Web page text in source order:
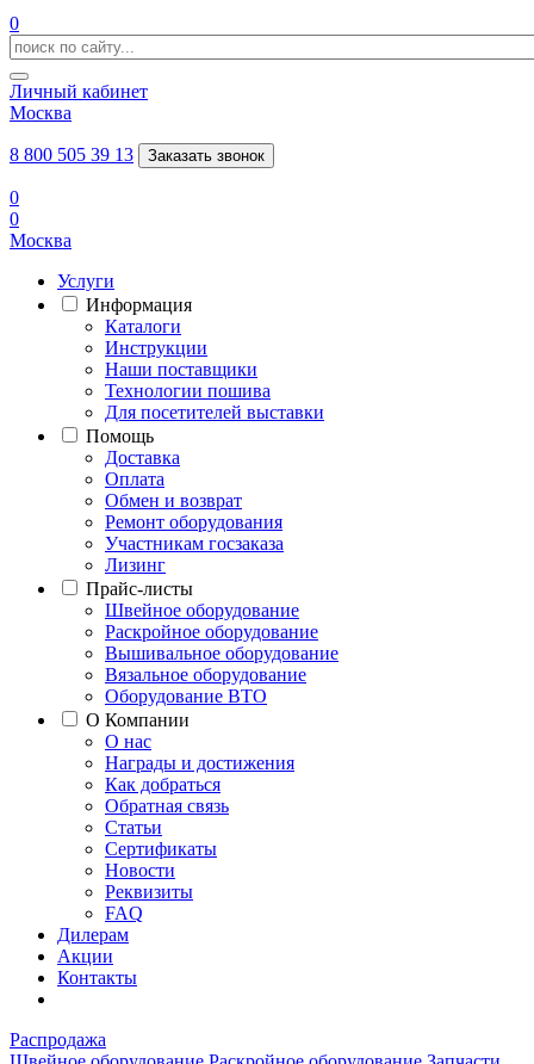
0
Личный кабинет
Москва
8 800 505 39 13 Заказать звонок
0
0
Москва
Услуги
Информация
Каталоги
Инструкции
Наши поставщики
Технологии пошива
Для посетителей выставки
Помощь
Доставка
Оплата
Обмен и возврат
Ремонт оборудования
Участникам госзаказа
Лизинг
Прайс-листы
Швейное оборудование
Раскройное оборудование
Вышивальное оборудование
Вязальное оборудование
Оборудование ВТО
О Компании
О нас
Награды и достижения
Как добраться
Обратная связь
Статьи
Сертификаты
Новости
Реквизиты
FAQ
Дилерам
Акции
Контакты
Распродажа